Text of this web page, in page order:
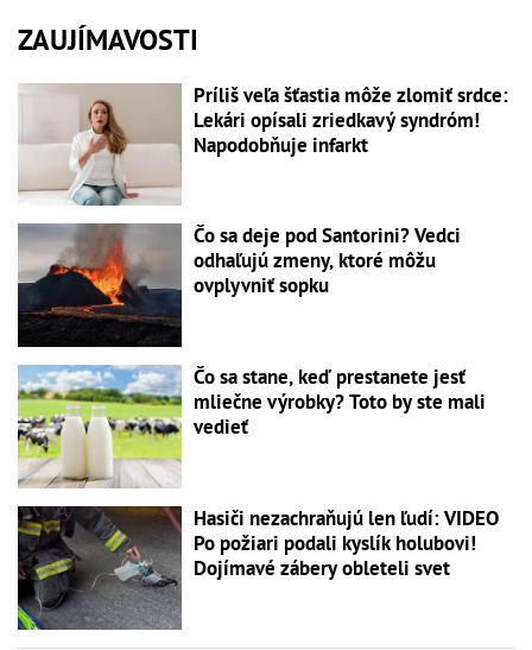
ZAUJÍMAVOSTI
Príliš veľa šťastia môže zlomiť srdce:
Lekári opísali zriedkavý syndróm!
Napodobňuje infarkt
Čo sa deje pod Santorini? Vedci
odhaľujú zmeny, ktoré môžu
ovplyvniť sopku
Čo sa stane, keď prestanete jesť
mliečne výrobky? Toto by ste mali
vedieť
Hasiči nezachraňujú len ľudí: VIDEO
Po požiari podali kyslík holubovi!
Dojímavé zábery obleteli svet